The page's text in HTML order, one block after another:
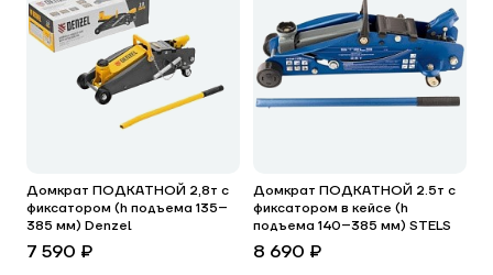
Домкрат ПОДКАТНОЙ 2,8т с
фиксатором (h подъема 135–
385 мм) Denzel
7 590 ₽
Домкрат ПОДКАТНОЙ 2.5т с
фиксатором в кейсе (h
подъема 140–385 мм) STELS
8 690 ₽